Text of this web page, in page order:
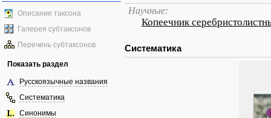
Описание таксона
Галерея субтаксонов
Перечень субтаксонов
Показать раздел
Русскоязычные названия
Систематика
Синонимы
Научные:
Копеечник
Систематика